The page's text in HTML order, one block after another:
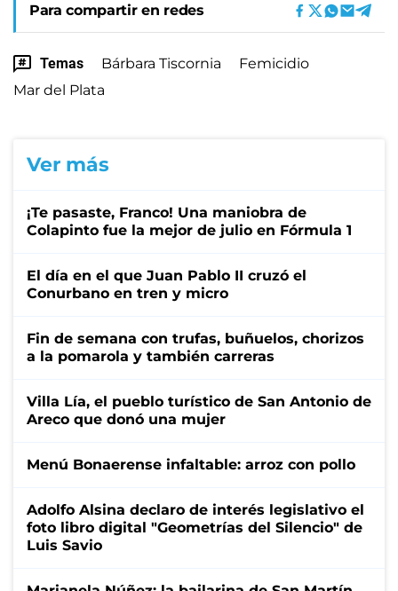
Para compartir en redes
Temas Bárbara Tiscornia
Femicidio
Mar del Plata
Ver más
¡Te pasaste, Franco! Una maniobra de
Colapinto fue la mejor de julio en Fórmula 1
El día en el que Juan Pablo II cruzó el
Conurbano en tren y micro
Fin de semana con trufas, buñuelos, chorizos
a la pomarola y también carreras
Villa Lía, el pueblo turístico de San Antonio de
Areco que donó una mujer
Menú Bonaerense infaltable: arroz con pollo
Adolfo Alsina declaro de interés legislativo el
foto libro digital "Geometrías del Silencio" de
Luis Savio